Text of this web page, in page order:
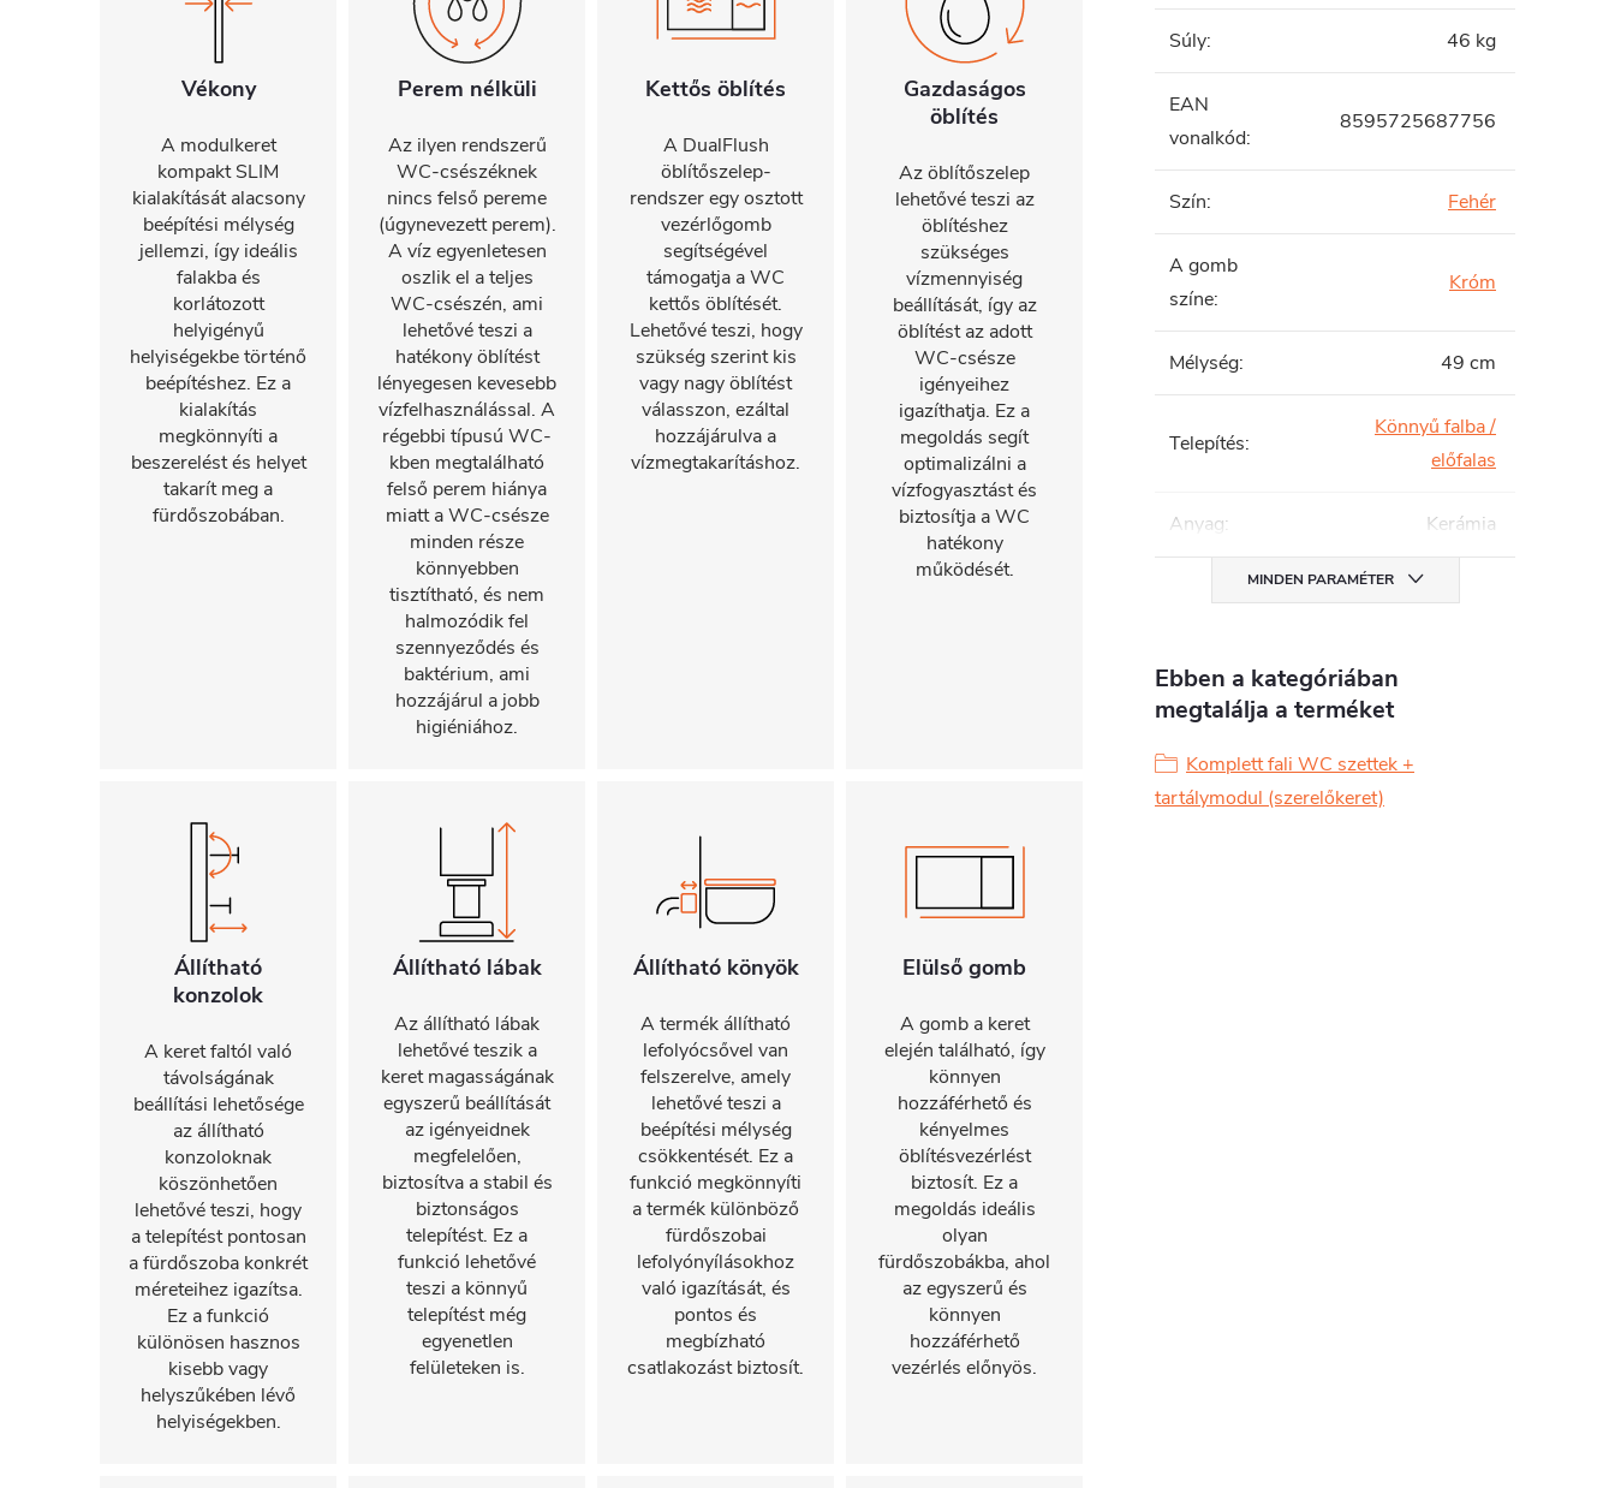
Vékony
A modulkeret
kompakt SLIM
kialakítását alacsony
beépítési mélység
jellemzi, így ideális
falakba és
korlátozott
helyigényű
helyiségekbe történő
beépítéshez. Ez a
kialakítás
megkönnyíti a
beszerelést és helyet
takarít meg a
fürdőszobában.
Perem nélküli
Az ilyen rendszerű
WC-csészéknek
nincs felső pereme
(úgynevezett perem).
A víz egyenletesen
oszlik el a teljes
WC-csészén, ami
lehetővé teszi a
hatékony öblítést
lényegesen kevesebb
vízfelhasználással. A
régebbi típusú WC-
kben megtalálható
felső perem hiánya
miatt a WC-csésze
minden része
könnyebben
tisztítható, és nem
halmozódik fel
szennyeződés és
baktérium, ami
hozzájárul a jobb
higiéniához.
Kettős öblítés
A DualFlush
öblítőszelep-
rendszer egy osztott
vezérlőgomb
segítségével
támogatja a WC
kettős öblítését.
Lehetővé teszi, hogy
szükség szerint kis
vagy nagy öblítést
válasszon, ezáltal
hozzájárulva a
vízmegtakarításhoz.
Gazdaságos
öblítés
Az öblítőszelep
lehetővé teszi az
öblítéshez
szükséges
vízmennyiség
beállítását, így az
öblítést az adott
WC-csésze
igényeihez
igazíthatja. Ez a
megoldás segít
optimalizálni a
vízfogyasztást és
biztosítja a WC
hatékony
működését.
Állítható
konzolok
A keret faltól való
távolságának
beállítási lehetősége
az állítható
konzoloknak
köszönhetően
lehetővé teszi, hogy
a telepítést pontosan
a fürdőszoba konkrét
méreteihez igazítsa.
Ez a funkció
különösen hasznos
kisebb vagy
helyszűkében lévő
helyiségekben.
Állítható lábak
Az állítható lábak
lehetővé teszik a
keret magasságának
egyszerű beállítását
az igényeidnek
megfelelően,
biztosítva a stabil és
biztonságos
telepítést. Ez a
funkció lehetővé
teszi a könnyű
telepítést még
egyenetlen
felületeken is.
Állítható könyök
A termék állítható
lefolyócsővel van
felszerelve, amely
lehetővé teszi a
beépítési mélység
csökkentését. Ez a
funkció megkönnyíti
a termék különböző
fürdőszobai
lefolyónyílásokhoz
való igazítását, és
pontos és
megbízható
csatlakozást biztosít.
Elülső gomb
A gomb a keret
elején található, így
könnyen
hozzáférhető és
kényelmes
öblítésvezérlést
biztosít. Ez a
megoldás ideális
olyan
fürdőszobákba, ahol
az egyszerű és
könnyen
hozzáférhető
vezérlés előnyös.
Súly: 46 kg
EAN
vonalkód:
8595725687756
Szín: Fehér
A gomb
színe:
Króm
Mélység: 49 cm
Telepítés:
Könnyű falba /
előfalas
Anyag: Kerámia
MINDEN PARAMÉTER
Ebben a kategóriában
megtalálja a terméket
Komplett fali WC szettek +
tartálymodul (szerelőkeret)